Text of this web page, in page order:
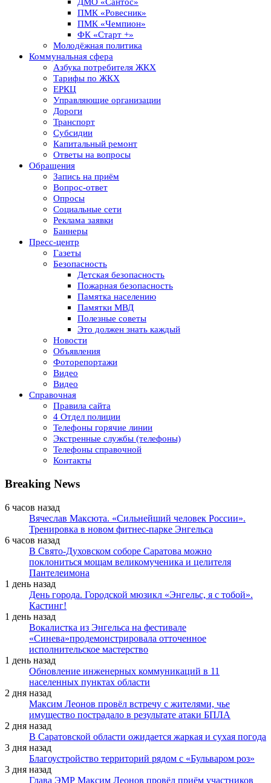
ДМО «Сантос»
ПМК «Ровесник»
ПМК «Чемпион»
ФК «Старт +»
Молодёжная политика
Коммунальная сфера
Азбука потребителя ЖКХ
Тарифы по ЖКХ
ЕРКЦ
Управляющие организации
Дороги
Транспорт
Субсидии
Капитальный ремонт
Ответы на вопросы
Обращения
Запись на приём
Вопрос-ответ
Опросы
Социальные сети
Реклама заявки
Баннеры
Пресс-центр
Газеты
Безопасность
Детская безопасность
Пожарная безопасность
Памятка населению
Памятки МВД
Полезные советы
Это должен знать каждый
Новости
Объявления
Фоторепортажи
Видео
Видео
Справочная
Правила сайта
4 Отдел полиции
Телефоны горячие линии
Экстренные службы (телефоны)
Телефоны справочной
Контакты
Breaking News
6 часов назад
Вячеслав Максюта. «Сильнейший человек России».
Тренировка в новом фитнес-парке Энгельса
6 часов назад
В Свято-Духовском соборе Саратова можно
поклониться мощам великомученика и целителя
Пантелеимона
1 день назад
День города. Городской мюзикл «Энгельс, я с тобой».
Кастинг!
1 день назад
Вокалистка из Энгельса на фестивале
«Синева»продемонстрировала отточенное
исполнительское мастерство
1 день назад
Обновление инженерных коммуникаций в 11
населенных пунктах области
2 дня назад
Максим Леонов провёл встречу с жителями, чье
имущество пострадало в результате атаки БПЛА
2 дня назад
В Саратовской области ожидается жаркая и сухая погода
3 дня назад
Благоустройство территорий рядом с «Бульваром роз»
3 дня назад
Глава ЭМР Максим Леонов провёл приём участников